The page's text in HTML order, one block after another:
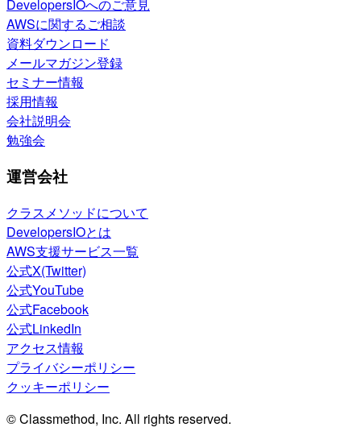
DevelopersIOへのご意見
AWSに関するご相談
資料ダウンロード
メールマガジン登録
セミナー情報
採用情報
会社説明会
勉強会
運営会社
クラスメソッドについて
DevelopersIOとは
AWS支援サービス一覧
公式X(Twitter)
公式YouTube
公式Facebook
公式LinkedIn
アクセス情報
プライバシーポリシー
クッキーポリシー
© Classmethod, Inc. All rights reserved.